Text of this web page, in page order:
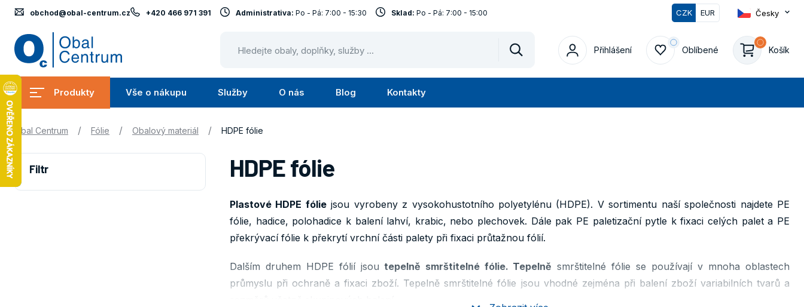
CZK EUR Česky
Vyhledat
Přihlášení Oblíbené Košík
Produkty Vše o nákupu
nákupu
Služby O nás Blog Kontakty
obchod@obal-centrum.cz +420 466 971 391 Administrativa: Po - Pá: 7:00 - 15:30 Sklad: Po - Pá: 7:00 - 15:00
Obal Centrum / Fólie / Obalový materiál / HDPE fólie
HDPE fólie
Plastové HDPE fóliejsou vyrobeny z vysokohustotního polyetylénu (HDPE). V sortimentu naší společnosti najdete PE
fólie, hadice, polohadice k balení lahví, krabic, nebo plechovek. Dále pak PE paletizační pytle k fixaci celých palet a PE
překrývací fólie k překrytí vrchní části palety při fixaci průtažnou fólií.
Dalším druhem HDPE fólií jsou tepelně smrštitelné fólie. Tepelně smrštitelné fólie se používají v mnoha oblastech
průmyslu při ochraně a fixaci zboží. Tepelně smrštitelné fólie jsou vhodné zejména při balení zboží variabilních tvarů a
Filtr